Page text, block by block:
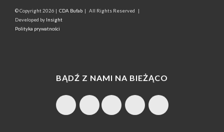
© Copyright2026 | CDA Bufab
| All Rights Reserved |
Developed by Insight
Polityka prywatności
BĄDŹ Z NAMI NA BIEŻĄCO